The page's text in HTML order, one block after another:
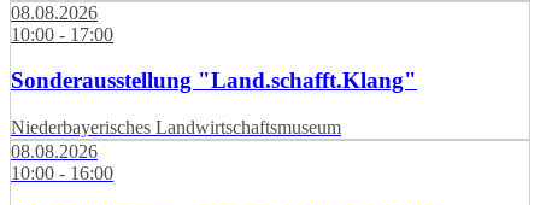
08.08.2026
10:00 - 17:00
Sonderausstellung "Land.schafft.Klang"
Niederbayerisches Landwirtschaftsmuseum
08.08.2026
10:00 - 16:00